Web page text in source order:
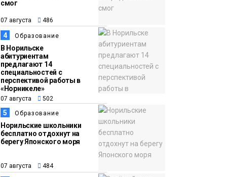
13:59
07 августа
Новости
«Домик Хоббитов» и
«Самолёт в облаках»
появятся в Кайеркане
смог
07 августа 486
4 Образование
В Норильске
абитуриентам
предлагают 14
специальностей с
перспективой работы в
«Норникеле»
07 августа 502
5 Образование
Норильские школьники
бесплатно отдохнут на
берегу Японского моря
07 августа 484